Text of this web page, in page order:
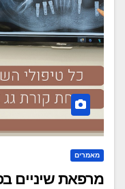
מאמרים
מרפאת שיניים